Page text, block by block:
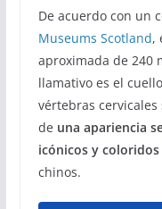
De acuerdo con un
Museums Scotland,
aproximada de 240
llamativo es el
vértebras cervicales
de una apariencia
icónicos y
chinos.